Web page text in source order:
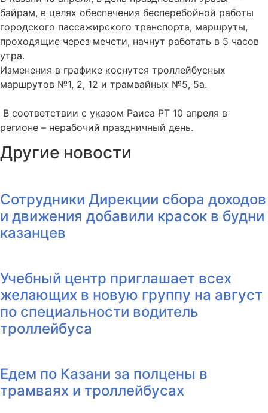
байрам, в целях обеспечения бесперебойной работы
городского пассажирского транспорта, маршруты,
проходящие через мечети, начнут работать в 5 часов
утра.
Изменения в графике коснутся троллейбусных
маршрутов №1, 2, 12 и трамвайных №5, 5а.
В соответствии с указом Раиса РТ 10 апреля в
регионе – нерабочий праздничный день.
Другие новости
Сотрудники Дирекции сбора доходов
и движения добавили красок в будни
казанцев
Учебный центр приглашает всех
желающих в новую группу на август
по специальности водитель
троллейбуса
Едем по Казани за полцены в
трамваях и троллейбусах